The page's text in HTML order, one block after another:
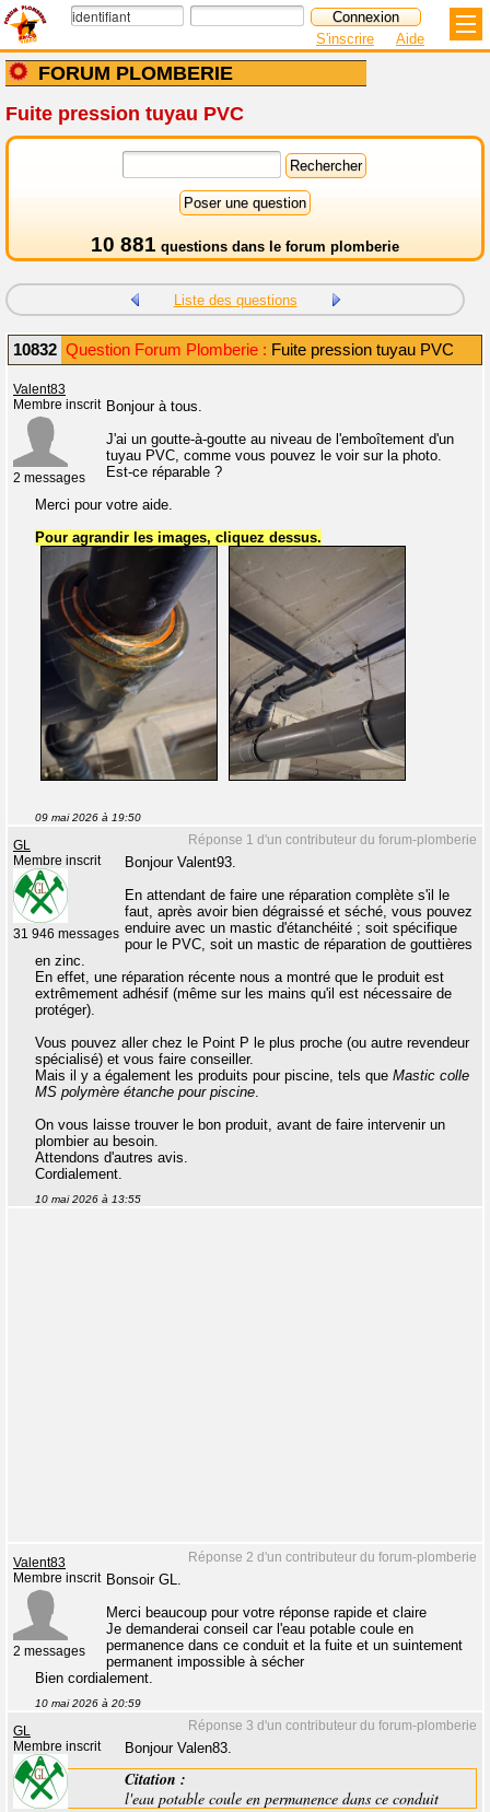
FORUM PLOMBERIE
S'inscrire Aide
Fuite pression tuyau PVC
10 881 questions dans le forum plomberie
Liste des questions
10832 Question Forum Plomberie : Fuite pression tuyau PVC
Valent83
Membre inscrit
2 messages
Bonjour à tous.
J'ai un goutte-à-goutte au niveau de l'emboîtement d'un
tuyau PVC, comme vous pouvez le voir sur la photo.
Est-ce réparable ?
Merci pour votre aide.
Pour agrandir les images, cliquez dessus.
09 mai 2026 à 19:50
Réponse 1 d'un contributeur du forum-plomberie
GL
Membre inscrit
31 946 messages
Bonjour Valent93.
En attendant de faire une réparation complète s'il le
faut, après avoir bien dégraissé et séché, vous pouvez
enduire avec un mastic d'étanchéité ; soit spécifique
pour le PVC, soit un mastic de réparation de gouttières
en zinc.
En effet, une réparation récente nous a montré que le produit est
extrêmement adhésif (même sur les mains qu'il est nécessaire de
protéger).
Vous pouvez aller chez le Point P le plus proche (ou autre revendeur
spécialisé) et vous faire conseiller.
Mais il y a également les produits pour piscine, tels que Mastic colle
MS polymère étanche pour piscine.
On vous laisse trouver le bon produit, avant de faire intervenir un
plombier au besoin.
Attendons d'autres avis.
Cordialement.
10 mai 2026 à 13:55
Réponse 2 d'un contributeur du forum-plomberie
Valent83
Membre inscrit
2 messages
Bonsoir GL.
Merci beaucoup pour votre réponse rapide et claire
Je demanderai conseil car l'eau potable coule en
permanence dans ce conduit et la fuite et un suintement
permanent impossible à sécher
Bien cordialement.
10 mai 2026 à 20:59
Réponse 3 d'un contributeur du forum-plomberie
GL
Membre inscrit
Bonjour Valen83.
Citation :
l'eau potable coule en permanence dans ce conduit